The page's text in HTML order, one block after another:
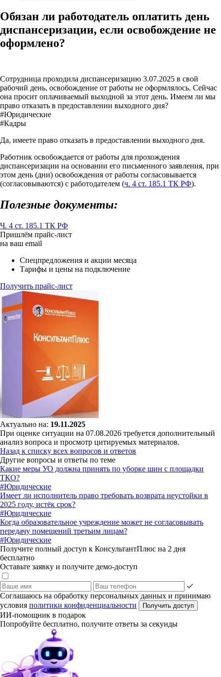
Обязан ли работодатель оплатить день
диспансеризации, если освобождение не
оформлено?
Сотрудница проходила диспансеризацию 3.07.2025 в свой
рабочий день, освобождение от работы не оформлялось. Сейчас
она просит оплачиваемый выходной за этот день. Имеем ли мы
право отказать в предоставлении выходного дня?
#Юридические
#Кадры
Да, имеете право отказать в предоставлении выходного дня.
Работник освобождается от работы для прохождения
диспансеризации на основании его письменного заявления, при
этом день (дни) освобождения от работы согласовывается
(согласовываются) с работодателем (ч. 4 ст. 185.1 ТК РФ).
Полезные документы:
Ч. 4 ст. 185.1 ТК РФ
Пришлём прайс-лист
на ваш email
Спецпредложения и акции месяца
Тарифы и цены на подключение
Получить прайс-лист
Актуально на: 19.11.2025
При оценке ситуации на 07.08.2026 требуется дополнительный
анализ вопроса и просмотр цитируемых материалов.
Назад к списку всех вопросов и ответов
Другие вопросы и ответы по теме
Какие меры УО должна принять по уборке шин с площадки
ТКО?
#Юридические
Имеет ли исполнитель право требовать возврата неустойки в
2025 году, истёк срок?
#Юридические
Когда образовательное учреждение может не согласовывать
передачу помещений третьим лицам?
#Юридические
Получите полный доступ к КонсультантПлюс на 2 дня
бесплатно
Оставьте заявку и получите демо-доступ
Соглашаюсь на обработку персональных данных и принимаю
условия политики конфиденциальности Получить доступ
ИИ-помощник в подарок
Попробуйте бесплатно, получите ответы за секунды